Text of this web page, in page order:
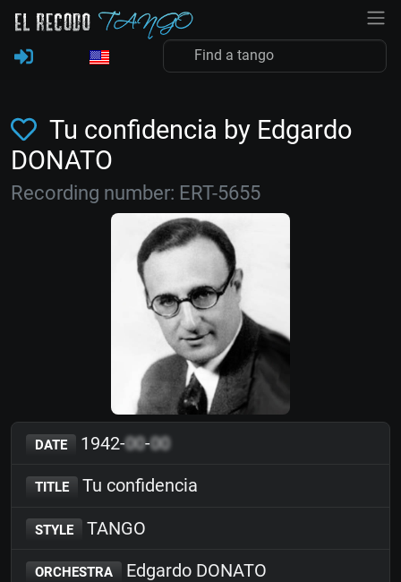
Tu confidencia by Edgardo
DONATO
Recording number: ERT-5655
DATE 1942-00-00
TITLE Tu confidencia
STYLE TANGO
ORCHESTRA Edgardo DONATO